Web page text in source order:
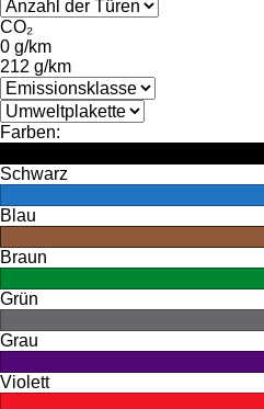
CO₂
0 g/km
212 g/km
Farben:
Schwarz
Blau
Braun
Grün
Grau
Violett